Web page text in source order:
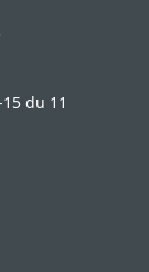
du 11